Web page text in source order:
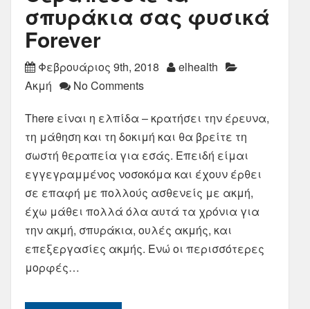
σπυράκια σας φυσικά
Forever
Φεβρουάριος 9th, 2018
elhealth
Ακμή
No Comments
There είναι η ελπίδα – κρατήσει την έρευνα,
τη μάθηση και τη δοκιμή και θα βρείτε τη
σωστή θεραπεία για εσάς. Επειδή είμαι
εγγεγραμμένος νοσοκόμα και έχουν έρθει
σε επαφή με πολλούς ασθενείς με ακμή,
έχω μάθει πολλά όλα αυτά τα χρόνια για
την ακμή, σπυράκια, ουλές ακμής, και
επεξεργασίες ακμής. Ενώ οι περισσότερες
μορφές…